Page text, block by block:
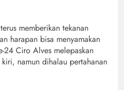
memberikan tekanan
harapan bisa menyamakan
24 Ciro Alves melepaskan
namun dihalau pertahanan